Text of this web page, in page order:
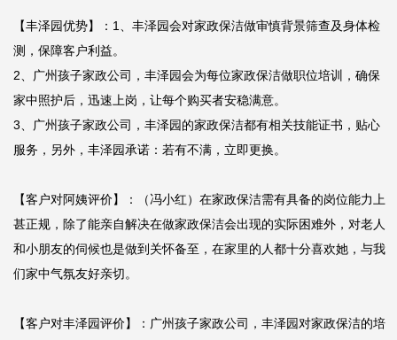
【丰泽园优势】：1、丰泽园会对家政保洁做审慎背景筛查及身体检
测，保障客户利益。
2、广州孩子家政公司，丰泽园会为每位家政保洁做职位培训，确保
家中照护后，迅速上岗，让每个购买者安稳满意。
3、广州孩子家政公司，丰泽园的家政保洁都有相关技能证书，贴心
服务，另外，丰泽园承诺：若有不满，立即更换。
【客户对阿姨评价】：（冯小红）在家政保洁需有具备的岗位能力上
甚正规，除了能亲自解决在做家政保洁会出现的实际困难外，对老人
和小朋友的伺候也是做到关怀备至，在家里的人都十分喜欢她，与我
们家中气氛友好亲切。
【客户对丰泽园评价】：广州孩子家政公司，丰泽园对家政保洁的培